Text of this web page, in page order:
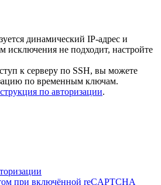
динамический IP-адрес и
исключения не подходит, настройте
к серверу по SSH, вы можете
по временным ключам.
по авторизации.
при включённой reCAPTCHA